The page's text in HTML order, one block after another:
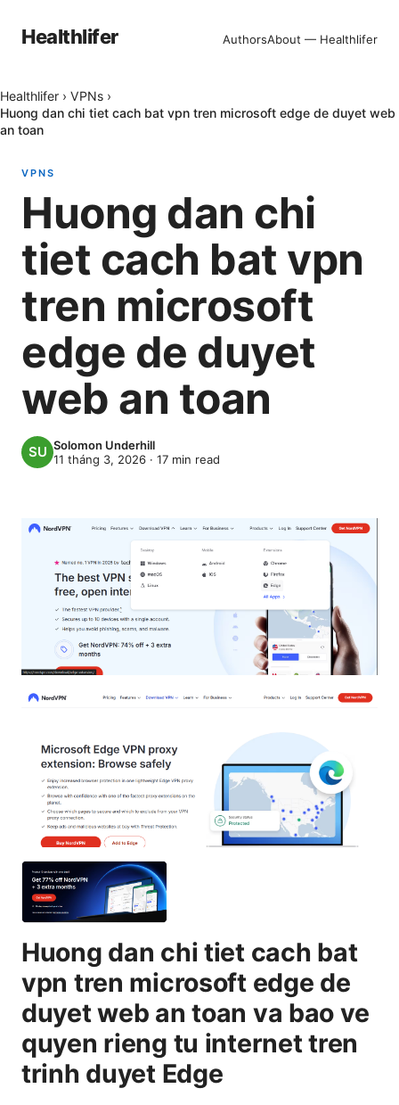
Healthlifer AuthorsAbout — Healthlifer
Healthlifer › VPNs ›
Huong dan chi tiet cach bat vpn tren microsoft edge de duyet web
an toan
VPNS
Huong dan chi
tiet cach bat vpn
tren microsoft
edge de duyet
web an toan
Solomon Underhill
11 tháng 3, 2026 · 17 min read
Huong dan chi tiet cach bat
vpn tren microsoft edge de
duyet web an toan va bao ve
quyen rieng tu internet tren
trinh duyet Edge